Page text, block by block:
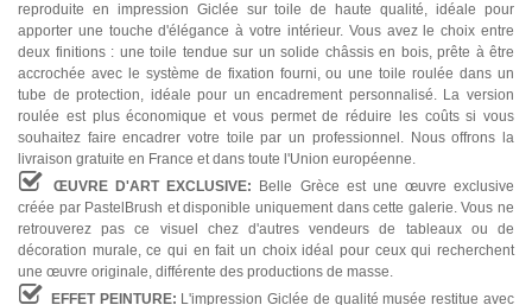
reproduite en impression Giclée sur toile de haute qualité, idéale pour
apporter une touche d'élégance à votre intérieur. Vous avez le choix entre
deux finitions : une toile tendue sur un solide châssis en bois, prête à être
accrochée avec le système de fixation fourni, ou une toile roulée dans un
tube de protection, idéale pour un encadrement personnalisé. La version
roulée est plus économique et vous permet de réduire les coûts si vous
souhaitez faire encadrer votre toile par un professionnel. Nous offrons la
livraison gratuite en France et dans toute l'Union européenne.
ŒUVRE D'ART EXCLUSIVE:
Belle Grèce est une œuvre exclusive
créée par PastelBrush et disponible uniquement dans cette galerie. Vous ne
retrouverez pas ce visuel chez d'autres vendeurs de tableaux ou de
décoration murale, ce qui en fait un choix idéal pour ceux qui recherchent
une œuvre originale, différente des productions de masse.
EFFET PEINTURE: L'impression Giclée de qualité musée restitue avec